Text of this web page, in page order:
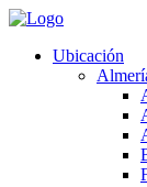
Ubicación